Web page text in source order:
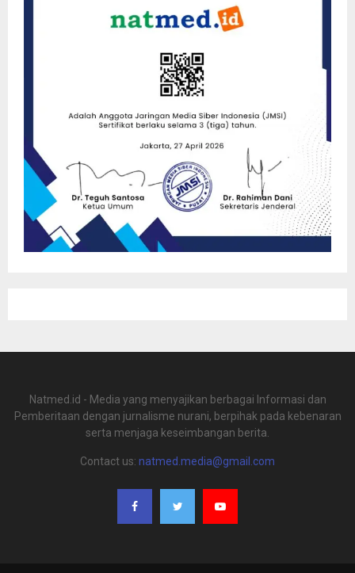
Natmed.id - Media yang menyajikan berbagai Informasi dan
Pemberitaan dengan jurnalisme nurani, berpihak pada kebenaran
serta menjaga keseimbangan berita.
Contact us: natmed.media@gmail.com